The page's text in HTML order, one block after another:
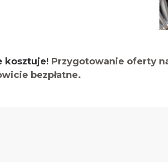
kosztuje! Przygotowanie oferty
bezpłatne.